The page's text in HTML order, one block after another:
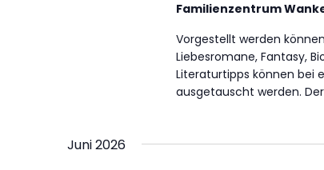
Familienzentrum
Vorgestellt werden
Liebesromane, Fantasy,
Literaturtipps können bei
ausgetauscht werden.
Juni 2026